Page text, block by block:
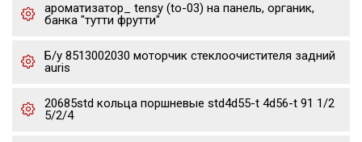
ароматизатор_ tensy (to-03) на панель, органик,
банка "тутти фрутти"
Б/у 8513002030 моторчик стеклоочистителя задний
auris
20685std кольца поршневые std4d55-t 4d56-t 91 1/2
5/2/4